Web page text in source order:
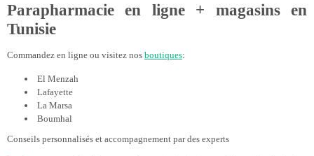
Parapharmacie en ligne + magasins en
Tunisie
Commandez en ligne ou visitez nos boutiques:
El Menzah
Lafayette
La Marsa
Boumhal
Conseils personnalisés et accompagnement par des experts